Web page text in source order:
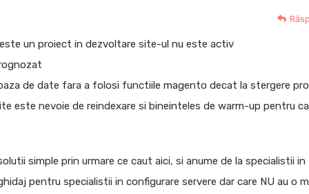
un proiect in dezvoltare site-ul nu este activ
de date fara a folosi functiile magento decat la stergere
este nevoie de reindexare si bineinteles de warm-up pentru
simple prin urmare ce caut aici, si anume de la specialistii in
pentru specialistii in configurare servere dar care NU au o